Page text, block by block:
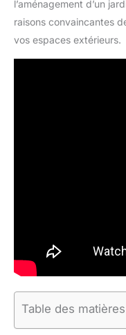
l’aménagement d’un
raisons convaincantes
vos espaces extérieurs.
Table des matières